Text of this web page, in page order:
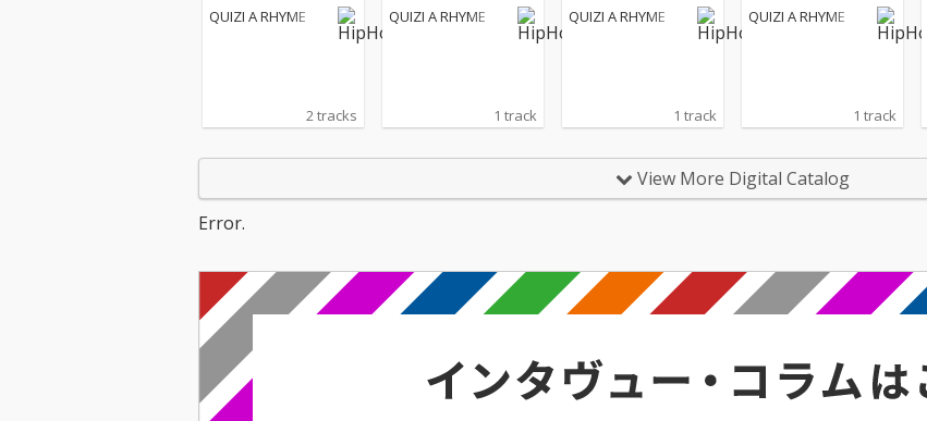
QUIZI A RHYME
2 tracks
QUIZI A RHYME
1 track
QUIZI A RHYME
1 track
QUIZI A RHYME
1 track
View More Digital Catalog
Error.